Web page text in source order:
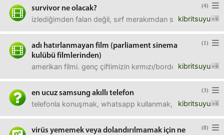
(4)
survivor ne olacak?
kibritsuyu
izlediğimden falan değil, sırf merakımdan soruyorum.şu
(1)
adı hatırlanmayan film (parliament sinema
kulübü filmlerinden)
kibritsuyu
amerikan filmi. genç çiftimizin kırmızı/bordo bir jeep'leri
(3)
en ucuz samsung akıllı telefon
kibritsuyu
telefonla konuşmak, whatsapp kullanmak, facebook'tan
(8)
virüs yememek veya dolandırılmamak için ne